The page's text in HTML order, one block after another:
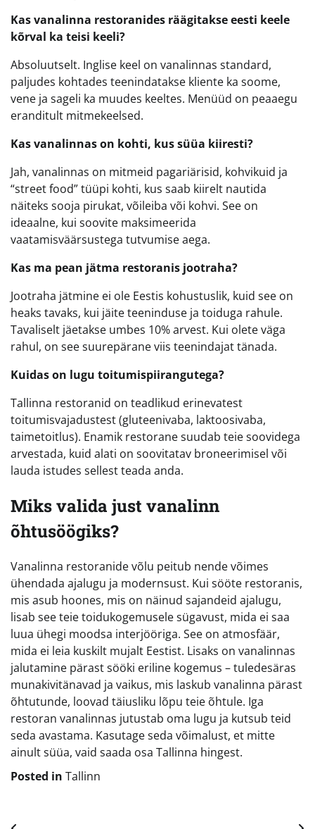
Kas vanalinna restoranides räägitakse eesti keele
kõrval ka teisi keeli?
Absoluutselt. Inglise keel on vanalinnas standard,
paljudes kohtades teenindatakse kliente ka soome,
vene ja sageli ka muudes keeltes. Menüüd on peaaegu
eranditult mitmekeelsed.
Kas vanalinnas on kohti, kus süüa kiiresti?
Jah, vanalinnas on mitmeid pagariärisid, kohvikuid ja
“street food” tüüpi kohti, kus saab kiirelt nautida
näiteks sooja pirukat, võileiba või kohvi. See on
ideaalne, kui soovite maksimeerida
vaatamisväärsustega tutvumise aega.
Kas ma pean jätma restoranis jootraha?
Jootraha jätmine ei ole Eestis kohustuslik, kuid see on
heaks tavaks, kui jäite teeninduse ja toiduga rahule.
Tavaliselt jäetakse umbes 10% arvest. Kui olete väga
rahul, on see suurepärane viis teenindajat tänada.
Kuidas on lugu toitumispiirangutega?
Tallinna restoranid on teadlikud erinevatest
toitumisvajadustest (gluteenivaba, laktoosivaba,
taimetoitlus). Enamik restorane suudab teie soovidega
arvestada, kuid alati on soovitatav broneerimisel või
lauda istudes sellest teada anda.
Miks valida just vanalinn
õhtusöögiks?
Vanalinna restoranide võlu peitub nende võimes
ühendada ajalugu ja modernsust. Kui sööte restoranis,
mis asub hoones, mis on näinud sajandeid ajalugu,
lisab see teie toidukogemusele sügavust, mida ei saa
luua ühegi moodsa interjööriga. See on atmosfäär,
mida ei leia kuskilt mujalt Eestist. Lisaks on vanalinnas
jalutamine pärast sööki eriline kogemus – tuledesäras
munakivitänavad ja vaikus, mis laskub vanalinna pärast
õhtutunde, loovad täiusliku lõpu teie õhtule. Iga
restoran vanalinnas jutustab oma lugu ja kutsub teid
seda avastama. Kasutage seda võimalust, et mitte
ainult süüa, vaid saada osa Tallinna hingest.
Posted in Tallinn